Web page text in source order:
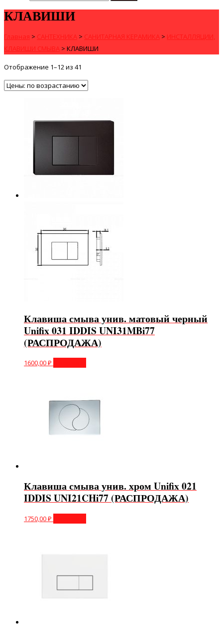
КЛАВИШИ
Главная > САНТЕХНИКА > САНИТАРНАЯ КЕРАМИКА > ИНСТАЛЛЯЦИИ,
КЛАВИШИ СМЫВА > КЛАВИШИ
Отображение 1–12 из 41
Клавиша смыва унив. матовый черный
Unifix 031 IDDIS UNI31MBi77
(РАСПРОДАЖА)
1600,00₽
Клавиша смыва унив. хром Unifix 021
IDDIS UNI21CHi77 (РАСПРОДАЖА)
1750,00₽